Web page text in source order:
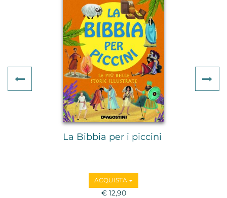
La Bibbia per i piccini
ACQUISTA
€ 12,90
Previous